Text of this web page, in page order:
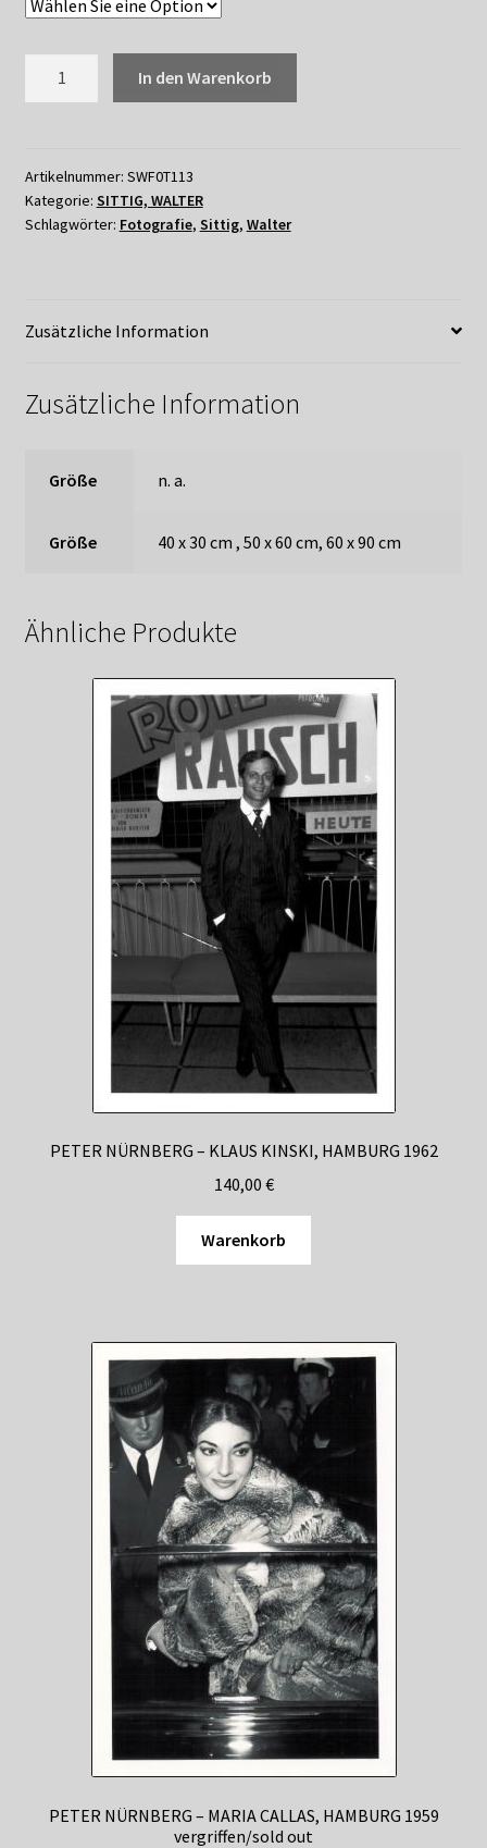
KÖNIGSPINGUIN
Menge
In den Warenkorb
Artikelnummer: SWF0T113
Kategorie: SITTIG, WALTER
Schlagwörter: Fotografie, Sittig, Walter
Zusätzliche Information
Zusätzliche Information
Größe n. a.
Größe 40 x 30 cm , 50 x 60 cm, 60 x 90 cm
Ähnliche Produkte
PETER NÜRNBERG – KLAUS KINSKI, HAMBURG 1962
140,00 €
Warenkorb
PETER NÜRNBERG – MARIA CALLAS, HAMBURG 1959
vergriffen/sold out